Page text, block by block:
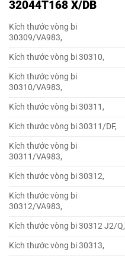
32044T168 X/DB
Kích thước vòng bi
30309/VA983,
Kích thước vòng bi 30310,
Kích thước vòng bi
30310/VA983,
Kích thước vòng bi 30311,
Kích thước vòng bi 30311/DF,
Kích thước vòng bi
30311/VA983,
Kích thước vòng bi 30312,
Kích thước vòng bi
30312/VA983,
Kích thước vòng bi 30312 J2/Q,
Kích thước vòng bi 30313,